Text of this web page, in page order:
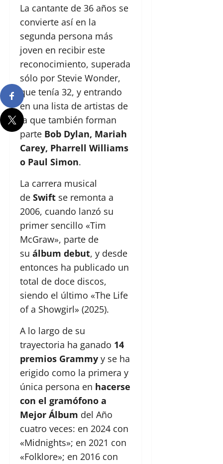
La cantante de 36 años se
convierte así en la
segunda persona más
joven en recibir este
reconocimiento, superada
sólo por Stevie Wonder,
que tenía 32, y entrando
en una lista de artistas de
la que también forman
parte Bob Dylan, Mariah
Carey, Pharrell Williams
o Paul Simon.
La carrera musical
de Swift se remonta a
2006, cuando lanzó su
primer sencillo «Tim
McGraw», parte de
su álbum debut, y desde
entonces ha publicado un
total de doce discos,
siendo el último «The Life
of a Showgirl» (2025).
A lo largo de su
trayectoria ha ganado 14
premios Grammy y se ha
erigido como la primera y
única persona en hacerse
con el gramófono a
Mejor Álbum del Año
cuatro veces: en 2024 con
«Midnights»; en 2021 con
«Folklore»; en 2016 con